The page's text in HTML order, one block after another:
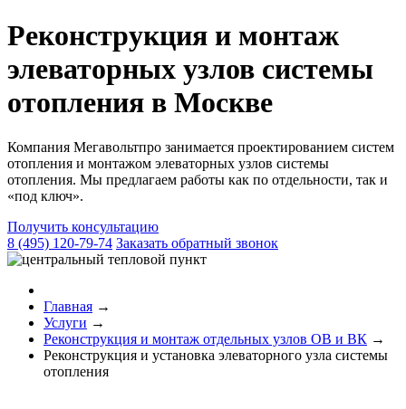
Реконструкция и монтаж
элеваторных узлов системы
отопления в Москве
Компания Мегавольтпро занимается проектированием систем
отопления и монтажом элеваторных узлов системы
отопления. Мы предлагаем работы как по отдельности, так и
«под ключ».
Получить консультацию
8 (495) 120-79-74 Заказать обратный звонок
Главная →
Услуги →
Реконструкция и монтаж отдельных узлов ОВ и ВК →
Реконструкция и установка элеваторного узла системы
отопления